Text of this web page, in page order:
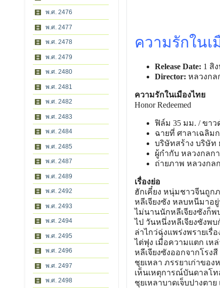
พ.ศ. 2476
พ.ศ. 2477
พ.ศ. 2478
พ.ศ. 2479
พ.ศ. 2480
พ.ศ. 2481
พ.ศ. 2482
พ.ศ. 2483
พ.ศ. 2484
พ.ศ. 2485
พ.ศ. 2487
พ.ศ. 2489
พ.ศ. 2492
พ.ศ. 2493
พ.ศ. 2494
พ.ศ. 2495
พ.ศ. 2496
พ.ศ. 2497
พ.ศ. 2498
ความรักในเ
Release Date: 1 สิ
Director: หลวงกล
ความรักในเมืองไทย
Honor Redeemed
ฟิล์ม 35 มม. / ขาว
ฉายที่ ศาลาเฉลิม
บริษัทสร้าง บริษัท
ผู้กํากับ หลวงกลก
ถ่ายภาพ หลวงกล
เรื่องย่อ
ฮักเคี๋ยง หนุ่มชาวจีนถูก
หลีเจียงซัง หลบหนีมาอยู่
ไม่นานนักหลีเจียงซังก็พ
ไป วันหนึ่งหลีเจียงซังพบ
ล่าไกว่ฉุ่งแพร่งพรายเรื่
ไต่ฟุง เมื่อความแตก เห
หลีเจียงซังออกจากโรงสี
ชุยเหลา ภรรยาเก่าของ
เห็นเหตุการณ์บันดาลโท
ชุยเหลาบาดเจ็บปางตา